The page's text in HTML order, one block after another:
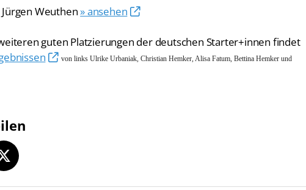
Weuthen» ansehen
guten Platzierungen der deutschen Starter+innen findet
von links Ulrike Urbaniak, Christian Hemker, Alisa Fatum, Bettina Hemker und